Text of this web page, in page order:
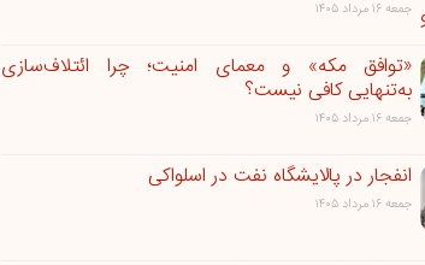
جمعه ۱۶ مرداد ۱۴۰۵
«توافق مکه» و معمای امنیت؛ چرا ائتلاف‌سازی
به‌تنهایی کافی نیست؟
جمعه ۱۶ مرداد ۱۴۰۵
انفجار در پالایشگاه نفت در اسلواکی
جمعه ۱۶ مرداد ۱۴۰۵